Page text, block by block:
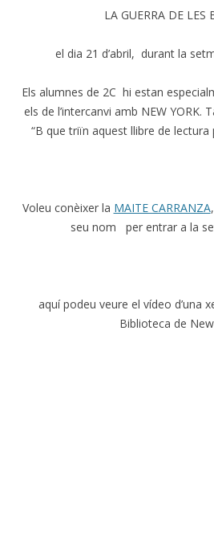
LA GUERRA DE LES
el dia 21 d’abril, durant la
Els alumnes de 2C hi estan
els de l’intercanvi amb NEW YORK.
“B que triïn aquest llibre de
Voleu conèixer la MAITE CARRANZA
seu nom per entrar a la
aquí podeu veure el vídeo d’una
Biblioteca de